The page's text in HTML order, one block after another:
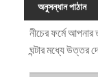
অনুসন্ধান পাঠান
নীচের ফর্মে
ঘন্টার মধ্যে উত্তর